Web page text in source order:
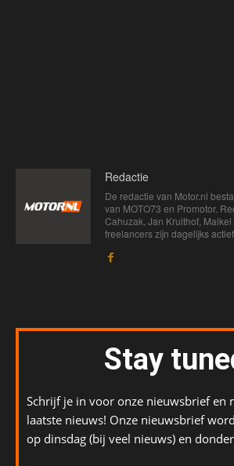
Redactie
De redactie van Motor.nl
van MOTO73 en Promotor.
Cahuzak, Jan Kruithof,
freelancers zijn dagelijks
Stay
Schrijf je in voor onze nieuwsbrief en
laatste nieuws! Onze nieuwsbrief
op dinsdag (bij veel nieuws) en